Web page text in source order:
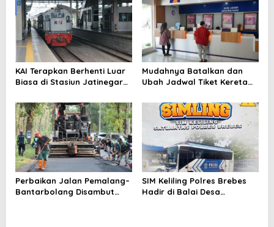
KAI Terapkan Berhenti Luar
Biasa di Stasiun Jatinegara,
2025
Mudahnya Batalkan dan
Ubah Jadwal Tiket Kereta
Perbaikan Jalan Pemalang–
Bantarbolang Disambut
SIM Keliling Polres Brebes
Hadir di Balai Desa